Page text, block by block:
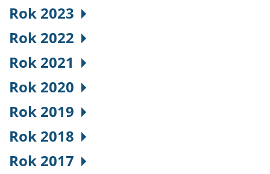
Rok 2023
Rok 2022
Rok 2021
Rok 2020
Rok 2019
Rok 2018
Rok 2017